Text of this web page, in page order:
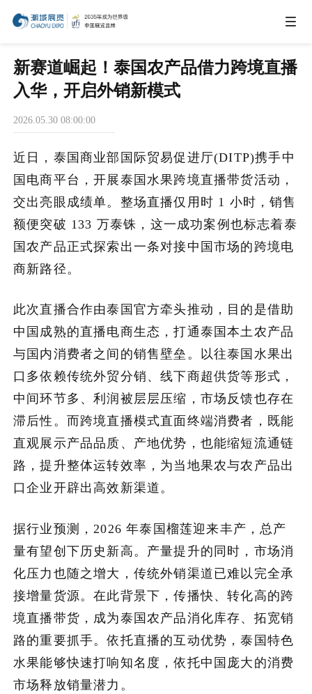
IEAE
IGHE
CHWE
商务合作
加入潮域
新赛道崛起！泰国农产品借力跨境直播
入华，开启外销新模式
2026.05.30 08:00:00
近日，泰国商业部国际贸易促进厅(DITP)携手中
国电商平台，开展泰国水果跨境直播带货活动，
交出亮眼成绩单。整场直播仅用时 1 小时，销售
额便突破 133 万泰铢，这一成功案例也标志着泰
国农产品正式探索出一条对接中国市场的跨境电
商新路径。
此次直播合作由泰国官方牵头推动，目的是借助
中国成熟的直播电商生态，打通泰国本土农产品
与国内消费者之间的销售壁垒。以往泰国水果出
口多依赖传统外贸分销、线下商超供货等形式，
中间环节多、利润被层层压缩，市场反馈也存在
滞后性。而跨境直播模式直面终端消费者，既能
直观展示产品品质、产地优势，也能缩短流通链
路，提升整体运转效率，为当地果农与农产品出
口企业开辟出高效新渠道。
据行业预测，2026 年泰国榴莲迎来丰产，总产
量有望创下历史新高。产量提升的同时，市场消
化压力也随之增大，传统外销渠道已难以完全承
接增量货源。在此背景下，传播快、转化高的跨
境直播带货，成为泰国农产品消化库存、拓宽销
路的重要抓手。依托直播的互动优势，泰国特色
水果能够快速打响知名度，依托中国庞大的消费
市场释放销量潜力。